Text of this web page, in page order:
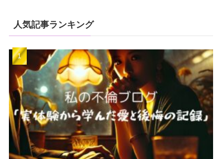
人気記事ランキング